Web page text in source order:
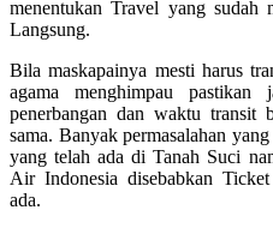
menentukan Travel yang sudah
Langsung.
Bila maskapainya mesti harus
agama menghimpau pastikan
penerbangan dan waktu transit
sama. Banyak permasalahan
yang telah ada di Tanah Suci
Air Indonesia disebabkan
ada.